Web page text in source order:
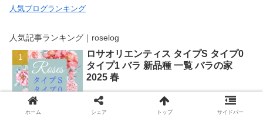
人気ブログランキング
人気記事ランキング｜roselog
ロサオリエンティス タイプS タイプ0
タイプ1 バラ 新品種 一覧 バラの家
2025 春
ホーム シェア トップ サイドバー